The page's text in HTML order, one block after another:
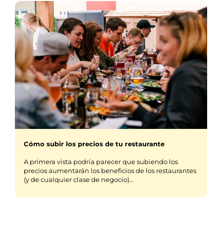
Cómo subir los precios de tu restaurante
A primera vista podría parecer que subiendo los
precios aumentarán los beneficios de los restaurantes
(y de cualquier clase de negocio)…